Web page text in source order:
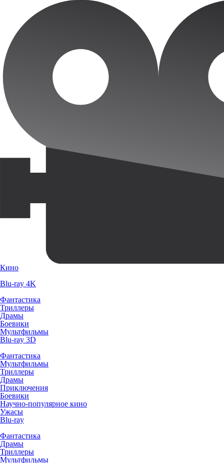
Кино
Blu-ray 4K
Фантастика
Триллеры
Драмы
Боевики
Мультфильмы
Blu-ray 3D
Фантастика
Мультфильмы
Триллеры
Драмы
Приключения
Боевики
Научно-популярное кино
Ужасы
Blu-ray
Фантастика
Драмы
Триллеры
Мультфильмы